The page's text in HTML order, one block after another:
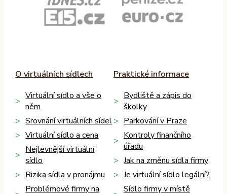
O virtuálních sídlech
Virtuální sídlo a vše o
něm
Srovnání virtuálních sídel
Virtuální sídlo a cena
Nejlevnější virtuální
sídlo
Rizika sídla v pronájmu
Problémové firmy na
Praktické informace
Bydliště a zápis do
školky
Parkování v Praze
Kontroly finančního
úřadu
Jak na změnu sídla firmy
Je virtuální sídlo legální?
Sídlo firmy v místě